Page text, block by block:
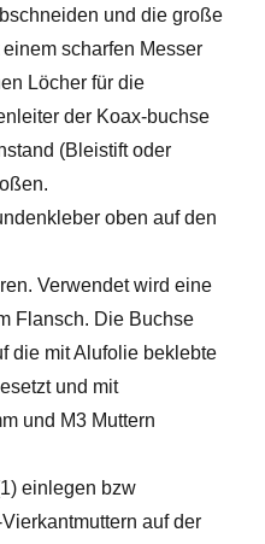
und die große
scharfen Messer
Löcher für die
der Koax-buchse
(Bleistift oder
oben auf den
Verwendet wird eine
Flansch. Die Buchse
die mit Alufolie beklebte
und mit
und M3 Muttern
einlegen bzw
auf der